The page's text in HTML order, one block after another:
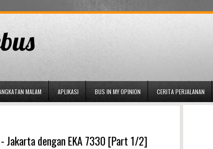
MALAM APLIKASI BUS IN MY OPINION CERITA PERJALANAN
Jakarta dengan EKA 7330 [Part 1/2]